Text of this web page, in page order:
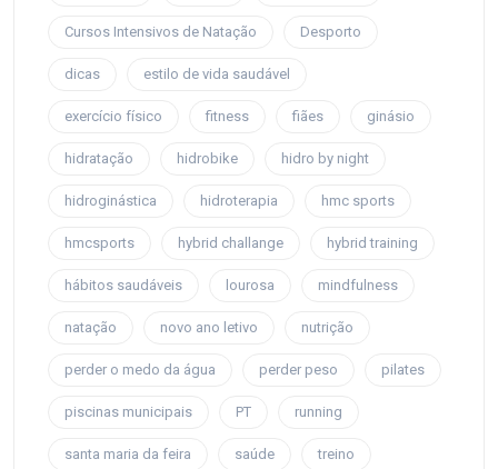
Cursos Intensivos de Natação Desporto
dicas estilo de vida saudável
exercício físico fitness fiães ginásio
hidratação hidrobike hidro by night
hidroginástica hidroterapia hmc sports
hmcsports hybrid challange hybrid training
hábitos saudáveis lourosa mindfulness
natação novo ano letivo nutrição
perder o medo da água perder peso pilates
piscinas municipais PT running
santa maria da feira saúde treino